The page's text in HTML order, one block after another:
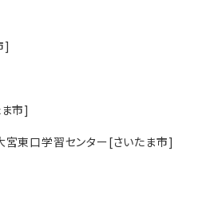
]
市]
宮東口学習センター[さいたま市]